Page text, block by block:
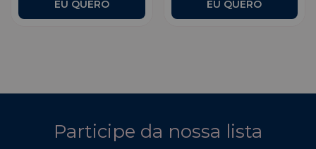
EU QUERO
Participe da nossa lista